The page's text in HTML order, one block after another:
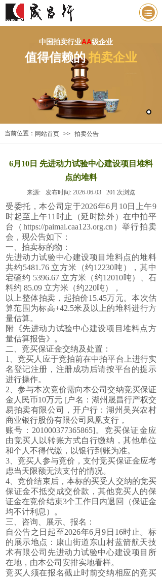
中国拍卖行业AA级企业
值得信赖的拍卖企业
网站首页 >> 拍卖公告
当前位置：
6月10日 先进动力试验中心建设项目堆料
点的堆料
来源: 发布时间: 2026-06-03 201 次浏览
受委托，本公司定于2026年6月10日上午9
时起至上午11时止（延时除外）在中拍平
台（https://paimai.caa123.org.cn）举行拍卖
会，现公告如下：
一、拍卖标的物：
先进动力试验中心建设项目堆料点的堆料
共约5481.76 立方米（约12230吨），其中
宕碴约 5396.67 立方米（约12010吨）、石
料约 85.09 立方米（约220吨），
以上整体拍卖，起拍价15.45万元。本次估
算范围为标高+42.5米及以上的堆料进行方
量估算。
附《先进动力试验中心建设项目堆料点方
量估算报告》。
二、竞买保证金交纳及处置：
1、竞买人应于竞拍前在中拍平台上进行实
名登记注册，注册成功后请按平台的提示
进行操作。
2、参与本次竞价需向本公司交纳竞买保证
金人民币10万元 [户名：湖州晟昌行产权交
易拍卖有限公司，开户行：湖州吴兴农村
商业银行股份有限公司凤凰支行，
账号：201000377365865]。竞买保证金应
由竞买人以转账方式自行缴纳，其他单位
和个人不得代缴，以银行到账为准。
3、竞买人参与竞价，支付竞买保证金应考
虑当天限额无法支付的情况。
4、竞价结束后，本标的买受人交纳的竞买
保证金不抵交成交价款，其他竞买人的保
证金在竞价结束3个工作日内退回（保证金
均不计利息）。
三、咨询、展示、报名：
自公告之日起至2026年6月9日16时止。标
的展示地点：康山街道东山村蓝箭航天技
术有限公司先进动力试验中心建设项目所
在地，由本公司安排实地看样。
竞买人须在报名截止时前交纳相应的竞买